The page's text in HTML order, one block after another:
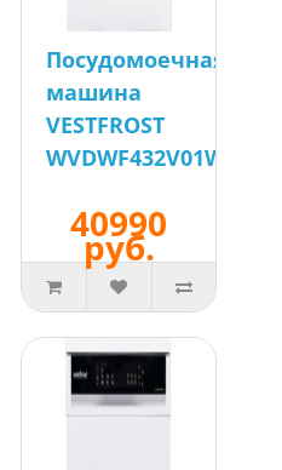
Посудомоечная
машина
VESTFROST
WVDWF432V01W
40990
руб.